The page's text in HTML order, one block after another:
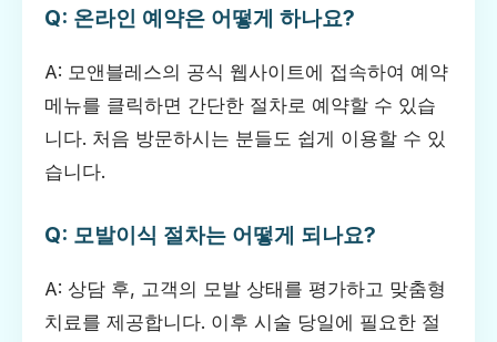
Q: 온라인 예약은 어떻게 하나요?
A: 모앤블레스의 공식 웹사이트에 접속하여 예약
메뉴를 클릭하면 간단한 절차로 예약할 수 있습
니다. 처음 방문하시는 분들도 쉽게 이용할 수 있
습니다.
Q: 모발이식 절차는 어떻게 되나요?
A: 상담 후, 고객의 모발 상태를 평가하고 맞춤형
치료를 제공합니다. 이후 시술 당일에 필요한 절